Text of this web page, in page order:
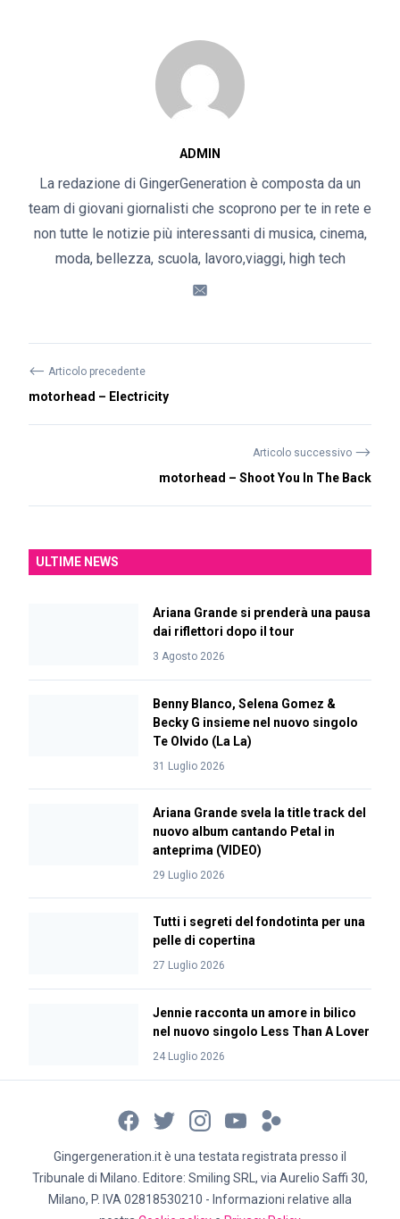
ADMIN
La redazione di GingerGeneration è composta da un
team di giovani giornalisti che scoprono per te in rete e
non tutte le notizie più interessanti di musica, cinema,
moda, bellezza, scuola, lavoro,viaggi, high tech
⟵ Articolo precedente
motorhead – Electricity
Articolo successivo ⟶
motorhead – Shoot You In The Back
ULTIME NEWS
Ariana Grande si prenderà una pausa
dai riflettori dopo il tour
3 Agosto 2026
Benny Blanco, Selena Gomez &
Becky G insieme nel nuovo singolo
Te Olvido (La La)
31 Luglio 2026
Ariana Grande svela la title track del
nuovo album cantando Petal in
anteprima (VIDEO)
29 Luglio 2026
Tutti i segreti del fondotinta per una
pelle di copertina
27 Luglio 2026
Jennie racconta un amore in bilico
nel nuovo singolo Less Than A Lover
24 Luglio 2026
Gingergeneration.it è una testata registrata presso il
Tribunale di Milano. Editore: Smiling SRL, via Aurelio Saffi 30,
Milano, P. IVA 02818530210 - Informazioni relative alla